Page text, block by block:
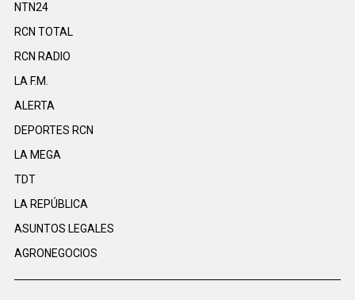
NTN24
RCN TOTAL
RCN RADIO
LA F.M.
ALERTA
DEPORTES RCN
LA MEGA
TDT
LA REPÚBLICA
ASUNTOS LEGALES
AGRONEGOCIOS